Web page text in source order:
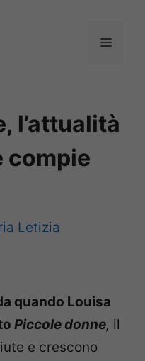
Menu
l’attualità
compie
Letizia
quando Louisa
Piccole donne, il
e crescono